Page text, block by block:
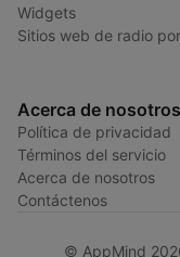
Widgets
Sitios web de radio
Acerca de
Política de privacidad
Términos del servicio
Acerca de nosotros
Contáctenos
© AppMind